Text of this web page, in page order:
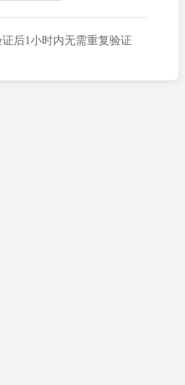
后1小时内无需重复验证